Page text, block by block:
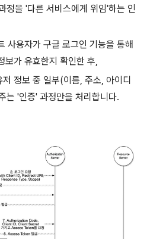
정을 '다른 서비스에게 위임'하는 인
사용자가 구글 로그인 기능을 통해
보가 유효한지 확인한 후,
정보 중 일부(이름, 주소, 아이디
는 '인증' 과정만을 처리합니다.